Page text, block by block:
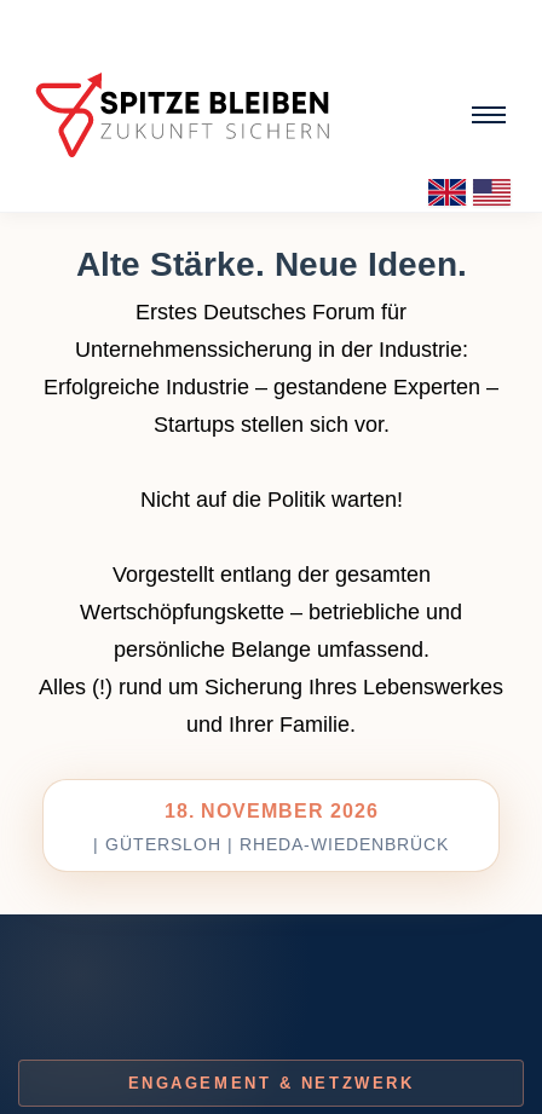
Profil & Engagement
Video-Vorstellung
Cannobe
BESUCHERANMELDUNG
MITWIRKENDE
Startups
Workshops
Alte Stärke. Neue Ideen.
Erstes Deutsches Forum für
Unternehmenssicherung in der Industrie:
Erfolgreiche Industrie – gestandene Experten –
Startups stellen sich vor.
Nicht auf die Politik warten!
Vorgestellt entlang der gesamten
Wertschöpfungskette – betriebliche und
persönliche Belange umfassend.
Alles (!) rund um Sicherung Ihres Lebenswerkes
und Ihrer Familie.
18. NOVEMBER 2026
| GÜTERSLOH | RHEDA-WIEDENBRÜCK
ENGAGEMENT & NETZWERK